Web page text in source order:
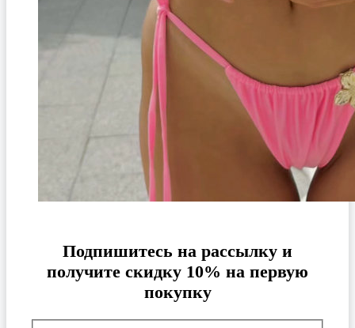
Подпишитесь на рассылку и
получите скидку 10% на первую
покупку